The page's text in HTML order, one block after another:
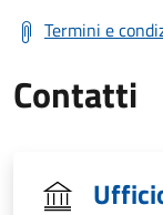
Termini e
Contatti